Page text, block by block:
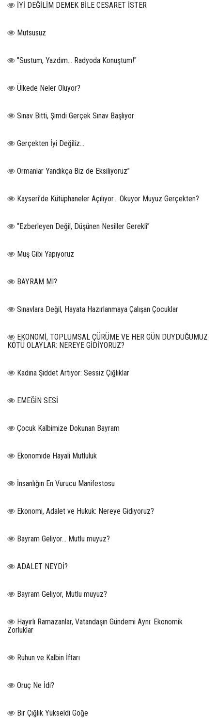
İYİ DEĞİLİM DEMEK BİLE CESARET İSTER
Mutsusuz
"Sustum, Yazdım... Radyoda Konuştum!"
Ülkede Neler Oluyor?
Sınav Bitti, Şimdi Gerçek Sınav Başlıyor
Gerçekten İyi Değiliz...
Ormanlar Yandıkça Biz de Eksiliyoruz”
Kayseri’de Kütüphaneler Açılıyor… Okuyor Muyuz Gerçekten?
“Ezberleyen Değil, Düşünen Nesiller Gerekli”
Muş Gibi Yapıyoruz
BAYRAM MI?
Sınavlara Değil, Hayata Hazırlanmaya Çalışan Çocuklar
EKONOMİ, TOPLUMSAL ÇÜRÜME VE HER GÜN DUYDUĞUMUZ
KÖTÜ OLAYLAR: NEREYE GİDİYORUZ?
Kadına Şiddet Artıyor: Sessiz Çığlıklar
EMEĞİN SESİ
Çocuk Kalbimize Dokunan Bayram
Ekonomide Hayali Mutluluk
İnsanlığın En Vurucu Manifestosu
Ekonomi, Adalet ve Hukuk: Nereye Gidiyoruz?
Bayram Geliyor… Mutlu muyuz?
ADALET NEYDİ?
Bayram Geliyor, Mutlu muyuz?
Hayırlı Ramazanlar, Vatandaşın Gündemi Aynı: Ekonomik
Zorluklar
Ruhun ve Kalbin İftarı
Oruç Ne İdi?
Bir Çığlık Yükseldi Göğe